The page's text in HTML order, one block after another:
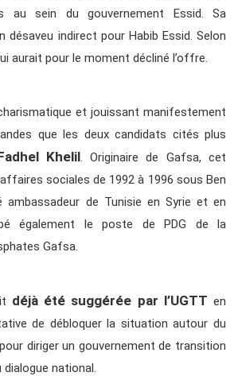
au sein du gouvernement Essid. Sa
désaveu indirect pour Habib Essid. Selon
aurait pour le moment décliné l’offre.
et jouissant manifestement
que les deux candidats cités plus
Khelil. Originaire de Gafsa, cet
sociales de 1992 à 1996 sous Ben
ambassadeur de Tunisie en Syrie et en
également le poste de PDG de la
Gafsa.
déjà été suggérée par l’UGTT en
de débloquer la situation autour du
diriger un gouvernement de transition
national.